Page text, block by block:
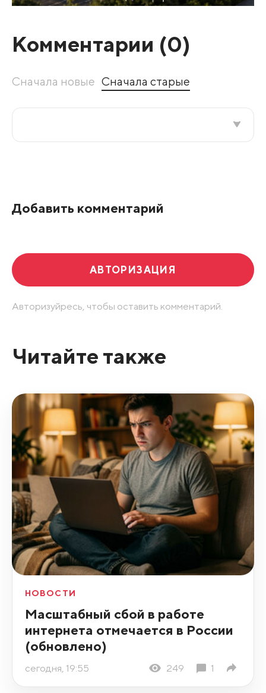
Комментарии (0)
Сначала новые Сначала старые
Добавить комментарий
АВТОРИЗАЦИЯ
Авторизуйресь, чтобы оставить комментарий.
Читайте также
НОВОСТИ
Масштабный сбой в работе
интернета отмечается в России
(обновлено)
сегодня, 19:55 249 1